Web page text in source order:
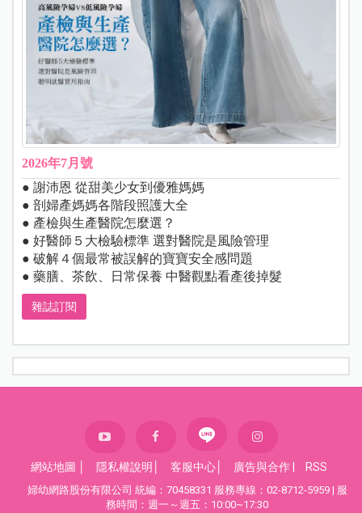
2026年7月號
● 謝沛恩 從甜美少女到優雅媽媽
● 剖婦產媽媽各階段照護大全
● 產檢與生產醫院怎麼選？
● 好醫師５大檢驗標準 選對醫院是風險管理
● 破解４個最常被誤解的寶寶安全感問題
● 藥膳、茶飲、日常保養 中醫觀點看產後掉髮
雜誌訂閱
網站地圖 隱私權說明 客服中心 廣告與合作 RSS
婦幼網路股份有限公司 統編：70458331 服務專線：02-8712-5959 | 服
務時間：週一～週五：10:00~17:30